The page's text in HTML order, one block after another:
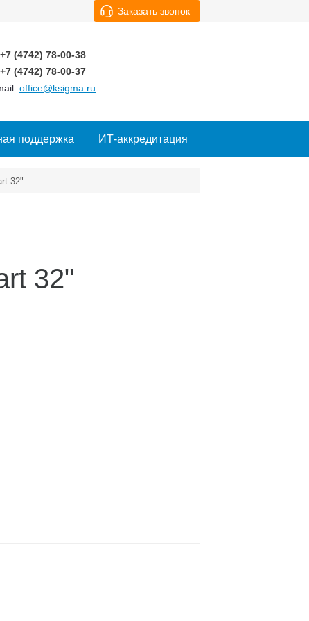
Заказать звонок
+7 (4742) 78-00-38
+7 (4742) 78-00-37
office@ksigma.ru
поддержка ИТ-аккредитация
32"
32"